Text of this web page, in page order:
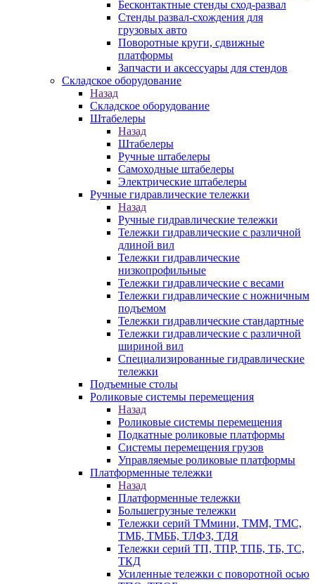
Бесконтактные стенды сход-развал
Стенды развал-схождения для
грузовых авто
Поворотные круги, сдвижные
платформы
Запчасти и аксессуары для стендов
Складское оборудование
Назад
Складское оборудование
Штабелеры
Назад
Штабелеры
Ручные штабелеры
Самоходные штабелеры
Электрические штабелеры
Ручные гидравлические тележки
Назад
Ручные гидравлические тележки
Тележки гидравлические с различной
длиной вил
Тележки гидравлические
низкопрофильные
Тележки гидравлические с весами
Тележки гидравлические с ножничным
подъемом
Тележки гидравлические стандартные
Тележки гидравлические с различной
шириной вил
Специализированные гидравлические
тележки
Подъемные столы
Роликовые системы перемещения
Назад
Роликовые системы перемещения
Подкатные роликовые платформы
Системы перемещения грузов
Управляемые роликовые платформы
Платформенные тележки
Назад
Платформенные тележки
Большегрузные тележки
Тележки серий ТМмини, ТММ, ТМС,
ТМБ, ТМББ, ТЛФЗ, ТДЯ
Тележки серий ТП, ТПР, ТПБ, ТБ, ТС,
ТКД
Усиленные тележки с поворотной осью